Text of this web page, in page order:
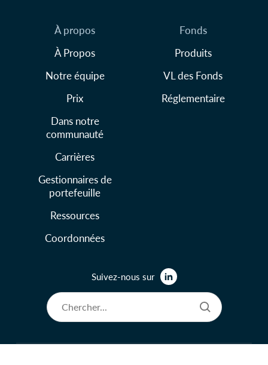
À propos
À Propos
Notre équipe
Prix
Dans notre
communauté
Carrières
Fonds
Produits
VL des Fonds
Réglementaire
Gestionnaires de
portefeuille
Ressources
Coordonnées
Suivez-nous sur